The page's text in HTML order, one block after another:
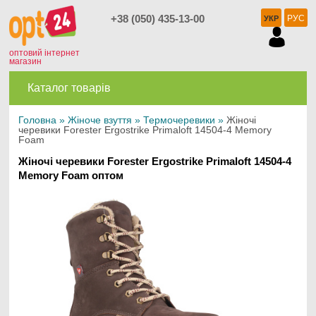
оптовий інтернет
магазин
+38 (050) 435-13-00 УКР РУС
Каталог товарів
Головна » Жіноче взуття » Термочеревики » Жіночі
черевики Forester Ergostrike Primaloft 14504-4 Memory
Foam
Жіночі черевики Forester Ergostrike Primaloft 14504-4
Memory Foam оптом